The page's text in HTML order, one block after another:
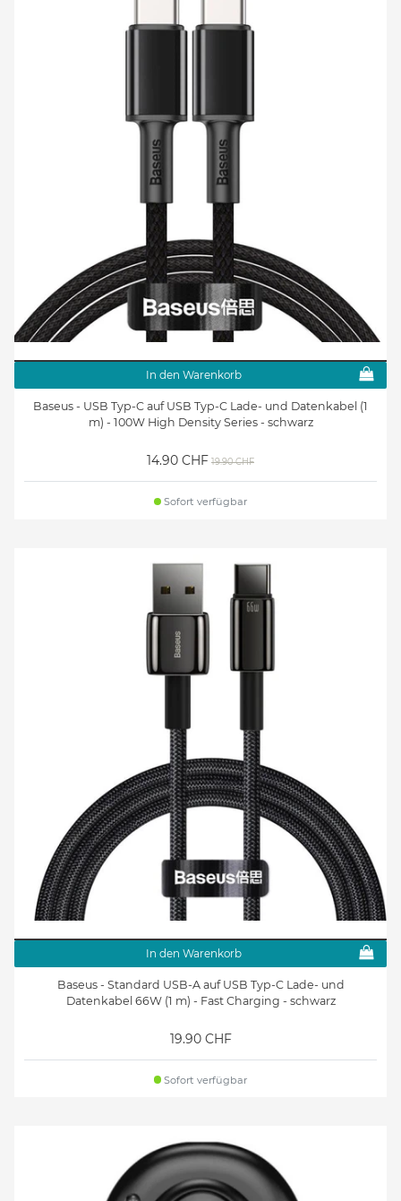
In den Warenkorb
Baseus - USB Typ-C auf USB Typ-C Lade- und Datenkabel (1
m) - 100W High Density Series - schwarz
14.90 CHF 19.90 CHF
Sofort verfügbar
In den Warenkorb
Baseus - Standard USB-A auf USB Typ-C Lade- und
Datenkabel 66W (1 m) - Fast Charging - schwarz
19.90 CHF
Sofort verfügbar